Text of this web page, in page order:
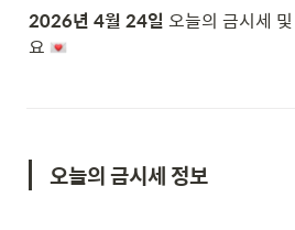
2026년 4월 24일 오늘의 금시세
요
오늘의 금시세 정보